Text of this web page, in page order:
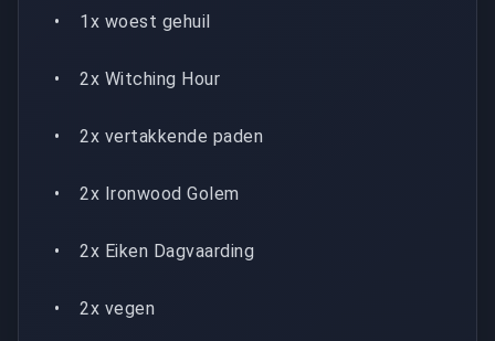
• 1x woest gehuil
• 2x Witching Hour
• 2x vertakkende paden
• 2x Ironwood Golem
• 2x Eiken Dagvaarding
• 2x vegen